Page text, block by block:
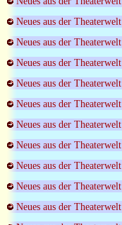
Neues aus der Theaterwelt
Neues aus der Theaterwelt
Neues aus der Theaterwelt
Neues aus der Theaterwelt
Neues aus der Theaterwelt
Neues aus der Theaterwelt
Neues aus der Theaterwelt
Neues aus der Theaterwelt
Neues aus der Theaterwelt
Neues aus der Theaterwelt